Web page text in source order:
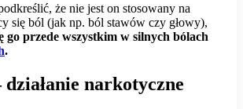
że nie jest on stosowany na
się ból (jak np. ból stawów czy głowy),
go przede wszystkim w silnych bólach
.
narkotyczne